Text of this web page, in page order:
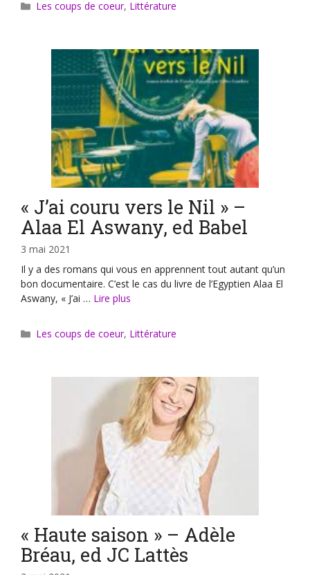
Catégories
Les coups de coeur, Littérature
« J’ai couru vers le Nil » –
Alaa El Aswany, ed Babel
3 mai 2021
Il y a des romans qui vous en apprennent tout autant qu’un
bon documentaire. C’est le cas du livre de l’Egyptien Alaa El
Aswany, « J’ai … Lire plus
Catégories
Les coups de coeur, Littérature
« Haute saison » – Adèle
Bréau, ed JC Lattès